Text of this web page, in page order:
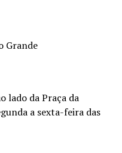
Grande
lado da Praça da
a sexta-feira das